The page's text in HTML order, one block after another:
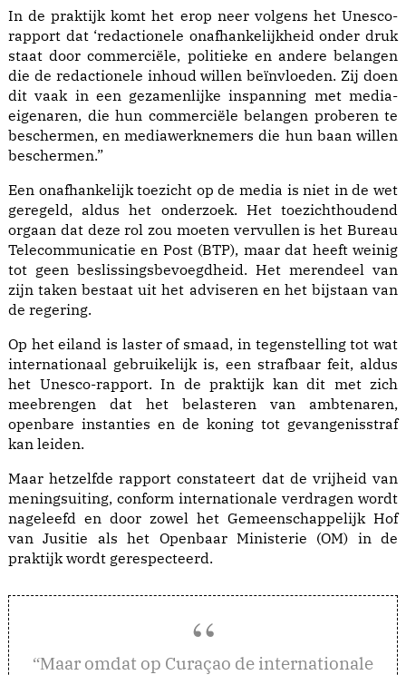
In de praktijk komt het erop neer volgens het Unesco-
rapport dat ‘redactionele onafhankelijkheid onder druk
staat door commerciële, politieke en andere belangen
die de redactionele inhoud willen beïnvloeden. Zij doen
dit vaak in een gezamenlijke inspanning met media-
eigenaren, die hun commerciële belangen proberen te
beschermen, en mediawerknemers die hun baan willen
beschermen.”
Een onafhankelijk toezicht op de media is niet in de wet
geregeld, aldus het onderzoek. Het toezichthoudend
orgaan dat deze rol zou moeten vervullen is het Bureau
Telecommunicatie en Post (BTP), maar dat heeft weinig
tot geen beslissingsbevoegdheid. Het merendeel van
zijn taken bestaat uit het adviseren en het bijstaan van
de regering.
Op het eiland is laster of smaad, in tegenstelling tot wat
internationaal gebruikelijk is, een strafbaar feit, aldus
het Unesco-rapport. In de praktijk kan dit met zich
meebrengen dat het belasteren van ambtenaren,
openbare instanties en de koning tot gevangenisstraf
kan leiden.
Maar hetzelfde rapport constateert dat de vrijheid van
meningsuiting, conform internationale verdragen wordt
nageleefd en door zowel het Gemeenschappelijk Hof
van Jusitie als het Openbaar Ministerie (OM) in de
praktijk wordt gerespecteerd.
“Maar omdat op Curaçao de internationale